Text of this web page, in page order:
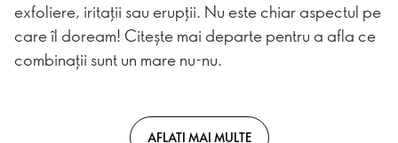
exfoliere, iritații sau erupții. Nu este chiar aspectul pe
care îl doream! Citește mai departe pentru a afla ce
combinații sunt un mare nu-nu.
AFLAȚI MAI MULTE